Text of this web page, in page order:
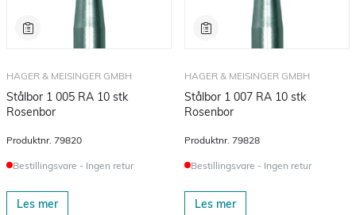
HAGER & MEISINGER GMBH
Stålbor 1 005 RA 10 stk
Rosenbor
Produktnr. 79820
Bestillingsvare - Ingen retur
Les mer
HAGER & MEISINGER GMBH
Stålbor 1 007 RA 10 stk
Rosenbor
Produktnr. 79828
Bestillingsvare - Ingen retur
Les mer